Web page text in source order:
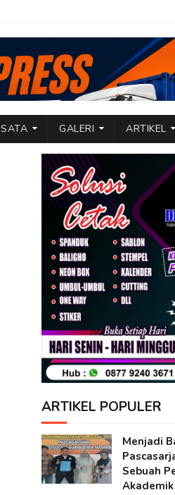
GALERI ARTIKEL
ARTIKEL POPULER
Menjadi
Sebuah